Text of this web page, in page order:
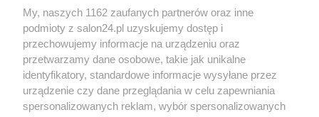
Społeczeństwo
Kultura
My, naszych 1162 zaufanych partnerów oraz inne
podmioty z salon24.pl uzyskujemy dostęp i
przechowujemy informacje na urządzeniu oraz
przetwarzamy dane osobowe, takie jak unikalne
identyfikatory, standardowe informacje wysyłane przez
urządzenie czy dane przeglądania w celu zapewniania
spersonalizowanych reklam, wybór spersonalizowanych